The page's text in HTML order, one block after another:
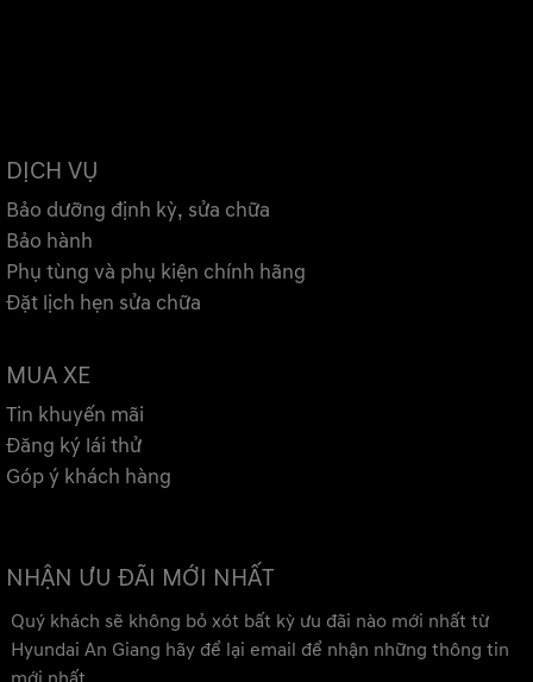
DỊCH VỤ
Bảo dưỡng định kỳ, sửa chữa
Bảo hành
Phụ tùng và phụ kiện chính hãng
Đặt lịch hẹn sửa chữa
MUA XE
Tin khuyến mãi
Đăng ký lái thử
Góp ý khách hàng
NHẬN ƯU ĐÃI MỚI NHẤT
Quý khách sẽ không bỏ xót bất kỳ ưu đãi nào mới nhất từ
Hyundai An Giang hãy để lại email để nhận những thông tin